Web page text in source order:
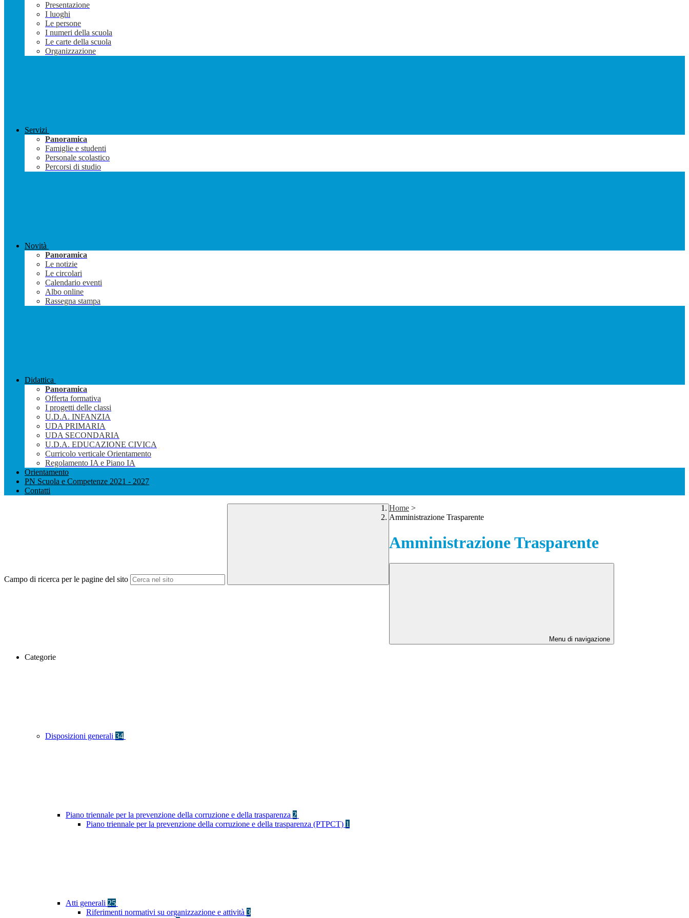
Presentazione
I luoghi
Le persone
I numeri della scuola
Le carte della scuola
Organizzazione
Servizi
Panoramica
Famiglie e studenti
Personale scolastico
Percorsi di studio
Novità
Panoramica
Le notizie
Le circolari
Calendario eventi
Albo online
Rassegna stampa
Didattica
Panoramica
Offerta formativa
I progetti delle classi
U.D.A. INFANZIA
UDA PRIMARIA
UDA SECONDARIA
U.D.A. EDUCAZIONE CIVICA
Curricolo verticale Orientamento
Regolamento IA e Piano IA
Orientamento
PN Scuola e Competenze 2021 - 2027
Contatti
Campo di ricerca per le pagine del sito
Home >
Amministrazione Trasparente
Amministrazione Trasparente
Menu di navigazione
Categorie
Disposizioni generali 34
Piano triennale per la prevenzione della corruzione e della trasparenza 2
Piano triennale per la prevenzione della corruzione e della trasparenza (PTPCT) 1
Atti generali 25
Riferimenti normativi su organizzazione e attività 3